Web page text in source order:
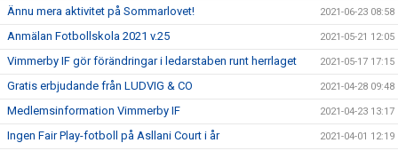
Ännu mera aktivitet på Sommarlovet! 2021-06-23 08:58
Anmälan Fotbollskola 2021 v.25 2021-05-21 12:05
Vimmerby IF gör förändringar i ledarstaben runt herrlaget 2021-05-17 17:15
Gratis erbjudande från LUDVIG & CO 2021-04-28 09:48
Medlemsinformation Vimmerby IF 2021-04-23 13:17
Ingen Fair Play-fotboll på Asllani Court i år 2021-04-01 12:19